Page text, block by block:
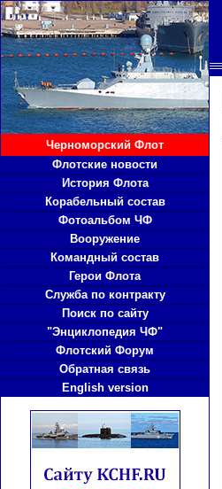
Черноморский Флот
Флотские новости
История Флота
Корабельный состав
Фотоальбом ЧФ
Вооружение
Командный состав
Герои Флота
Служба по контракту
Поиск по сайту
"Энциклопедия ЧФ"
Флотский Форум
Обратная связь
English version